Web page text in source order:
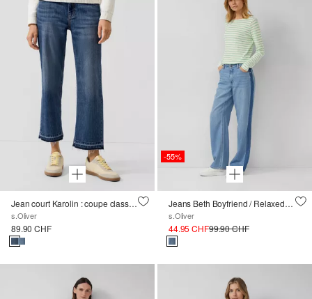
Jean court Karolin : coupe classique / taille mi-haute / jambe droite / ourlet non ourlé
s.Oliver
89.90 CHF
-55%
Jeans Beth Boyfriend / Relaxed Fit / Mid Rise / Straight Leg / avec bandes contrastées
s.Oliver
44.95 CHF99.90 CHF